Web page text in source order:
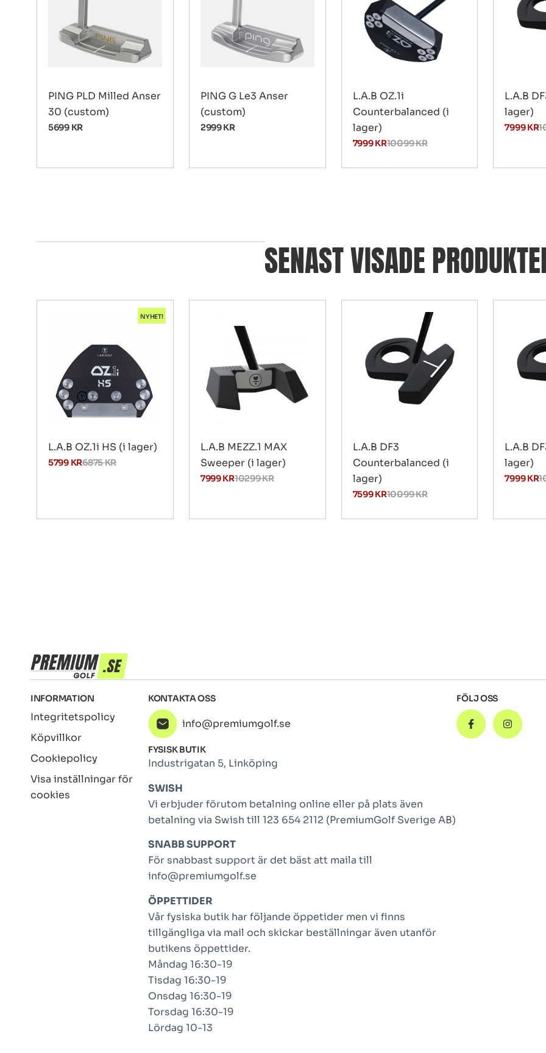
PING PLD Milled Anser
30 (custom)
5699 KR
PING G Le3 Anser
(custom)
2999KR
L.A.B OZ.1i
Counterbalanced (i
lager)
10099KR
7999KR
L.A.B
lager)
7999KR
SENAST VISADE
NYHET!
L.A.B OZ.1i HS (i lager)
6875KR
5799 KR
L.A.B MEZZ.1 MAX
Sweeper (i lager)
10299KR
7999KR
L.A.B DF3
Counterbalanced (i
lager)
10099KR
7599KR
L.A.B
lager)
7999KR
INFORMATION
Integritetspolicy
Köpvillkor
Cookiepolicy
Visa inställningar för
cookies
KONTAKTA OSS
info@premiumgolf.se
FYSISK BUTIK
Industrigatan 5, Linköping
SWISH
Vi erbjuder förutom betalning online eller på plats även
betalning via Swish till 123 654 2112 (PremiumGolf Sverige AB)
SNABB SUPPORT
För snabbast support är det bäst att maila till
info@premiumgolf.se
ÖPPETTIDER
Vår fysiska butik har följande öppetider men vi finns
tillgängliga via mail och skickar beställningar även utanför
butikens öppettider.
Måndag 16:30-19
Tisdag 16:30-19
Onsdag 16:30-19
Torsdag 16:30-19
Lördag 10-13
FÖLJ OSS